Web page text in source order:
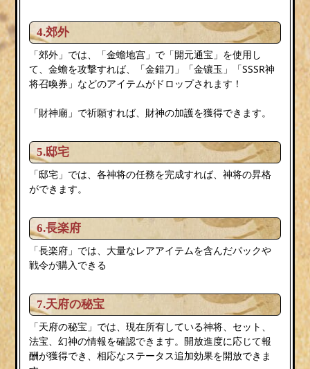
4.郊外
「郊外」では、「金蟾地宫」で「開元通宝」を使用し
て、金蟾を攻撃すれば、「金錯刀」「金镶玉」「SSSR神
将召喚券」などのアイテムがドロップされます！
「財神廟」で祈願すれば、財神の加護を獲得できます。
5.邸宅
「邸宅」では、各神将の任務を完成すれば、神将の昇格
ができます。
6.長楽府
「長楽府」では、大量なレアアイテムを含んだパックや
戦令が購入できる
7.天府の秘宝
「天府の秘宝」では、現在所有している神将、セット、
法宝、幻神の情報を確認できます。開放進度に応じて報
酬が獲得でき、相応なステータス追加効果を開放できま